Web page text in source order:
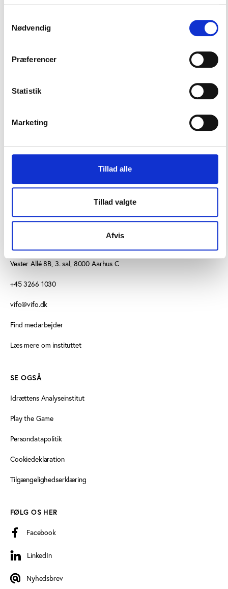
Nødvendig
Præferencer
Statistik
Marketing
Tillad alle
Tillad valgte
Afvis
Om eftermiddagen byder konferencen herudover på
en række oplæg, der ser nærmere på de muligheder,
politiker for frivilligheden.
og retter sig mod aktører fra frivillige organisationer,
frivillighed, samt andre med interesse for feltet.
Prisen for deltagelse er 790 kr. Sidste frist for
Vester Allé 8B, 3. sal, 8000 Aarhus C
+45 3266 1030
vifo@vifo.dk
Find medarbejder
Læs mere om instituttet
SE OGSÅ
Idrættens Analyseinstitut
Play the Game
Persondatapolitik
Cookiedeklaration
Tilgængelighedserklæring
FØLG OS HER
Facebook
LinkedIn
LinkedIn
Nyhedsbrev
Nyhedsbrev